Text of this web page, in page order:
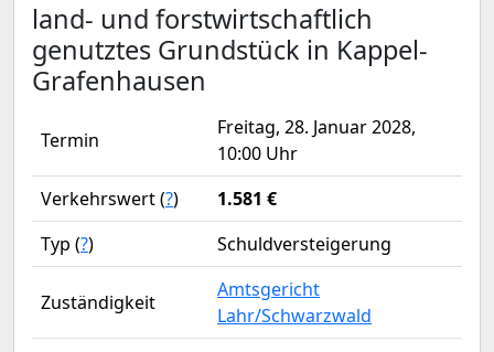
land- und forstwirtschaftlich
genutztes Grundstück in Kappel-
Grafenhausen
Termin
Freitag, 28. Januar 2028,
10:00 Uhr
Verkehrswert (?)
1.581 €
Typ (?) Schuldversteigerung
Zuständigkeit
Amtsgericht
Lahr/Schwarzwald